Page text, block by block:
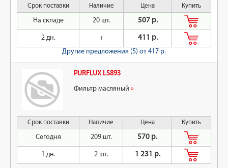
Срок поставки Наличие Цена Купить
На складе 20 шт. 507 р.
2 дн. +
411 р.
Другие предложения (5) от 417 р.
PURFLUX LS893
Фильтр масляный »
Срок поставки Наличие Цена Купить
Сегодня 209 шт. 570 р.
1 дн. 2 шт. 1 231 р.